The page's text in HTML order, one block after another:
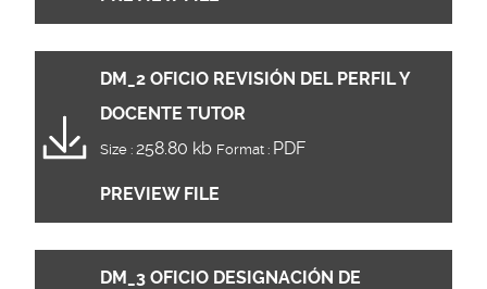
DM_2 OFICIO REVISIÓN DEL PERFIL Y
DOCENTE TUTOR
Size : 258.80 kb Format : PDF
PREVIEW FILE
DM_3 OFICIO DESIGNACIÓN DE